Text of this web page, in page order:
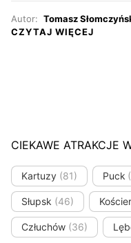
Autor: Tomasz
CZYTAJ WIĘCEJ
CIEKAWE ATRAKCJE
Kartuzy (81) Puck
Słupsk (46)
Człuchów (36)